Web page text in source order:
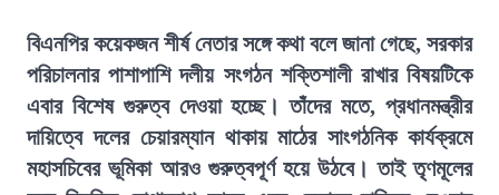
বিএনপির কয়েকজন শীর্ষ নেতার সঙ্গে কথা বলে জানা গেছে, সরকার
পরিচালনার পাশাপাশি দলীয় সংগঠন শক্তিশালী রাখার বিষয়টিকে
এবার বিশেষ গুরুত্ব দেওয়া হচ্ছে। তাঁদের মতে, প্রধানমন্ত্রীর
দায়িত্বে দলের চেয়ারম্যান থাকায় মাঠের সাংগঠনিক কার্যক্রমে
মহাসচিবের ভূমিকা আরও গুরুত্বপূর্ণ হয়ে উঠবে। তাই তৃণমূলের